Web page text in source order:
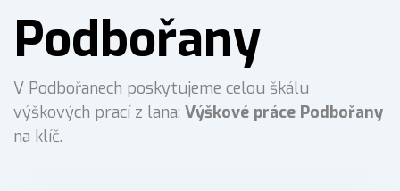
Podbořany
V Podbořanech poskytujeme celou škálu
výškových prací z lana: Výškové práce Podbořany
na klíč.